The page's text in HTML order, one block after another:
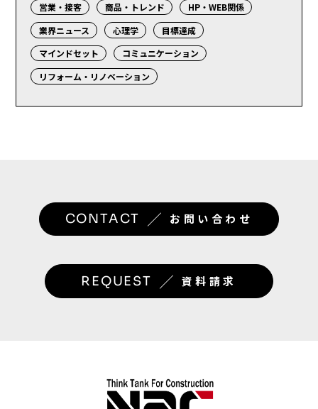
営業・接客
商品・トレンド
HP・WEB関係
業界ニュース
心理学
目標達成
マインドセット
コミュニケーション
リフォーム・リノベーション
CONTACT ／ お問い合わせ
REQUEST ／ 資料請求